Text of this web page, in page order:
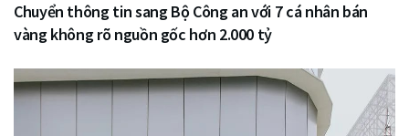
Chuyển thông tin sang Bộ Công an với 7 cá nhân bán
vàng không rõ nguồn gốc hơn 2.000 tỷ